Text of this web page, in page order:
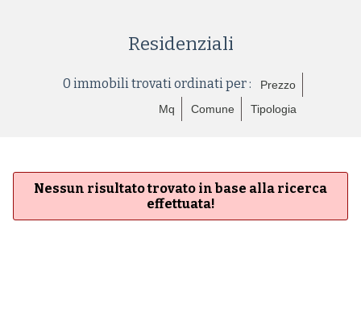
Residenziali
0 immobili trovati ordinati per :
Prezzo
Mq
Comune Tipologia
Nessun risultato trovato in base alla ricerca
effettuata!